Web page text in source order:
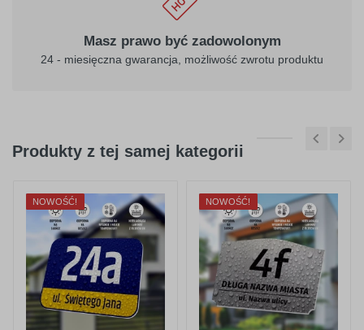
Masz prawo być zadowolonym
24 - miesięczna gwarancja, możliwość zwrotu produktu
Produkty z tej samej kategorii
NOWOŚĆ! NOWOŚĆ!